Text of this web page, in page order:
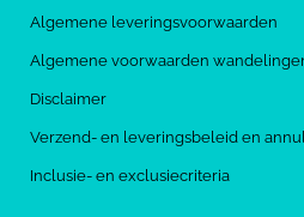
Algemene leveringsvoorwaarden
Algemene voorwaarden
Disclaimer
Verzend- en leveringsbeleid en
Inclusie- en exclusiecriteria